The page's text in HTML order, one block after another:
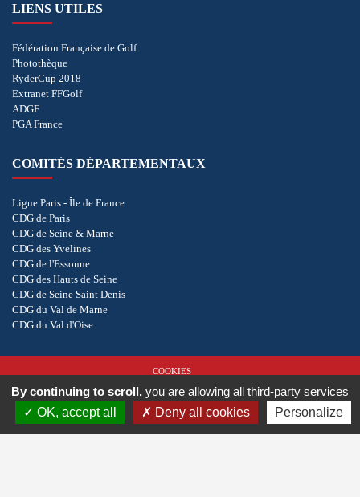
LIENS UTILES
Fédération Française de Golf
Photothèque
RyderCup 2018
Extranet FFGolf
ADGF
PGA France
COMITÉS DÉPARTEMENTAUX
Ligue Paris - Île de France
CDG de Paris
CDG de Seine & Marne
CDG des Yvelines
CDG de l'Essonne
CDG des Hauts de Seine
CDG de Seine Saint Denis
CDG du Val de Marne
CDG du Val d'Oise
COOKIES
Copyright © 2026 - CD de Golf du Val de Marne. Tous droits réservés.Réalisationvt-
design
By continuing to scroll, you are allowing all third-party services
OK, accept all
Deny all cookies Personalize